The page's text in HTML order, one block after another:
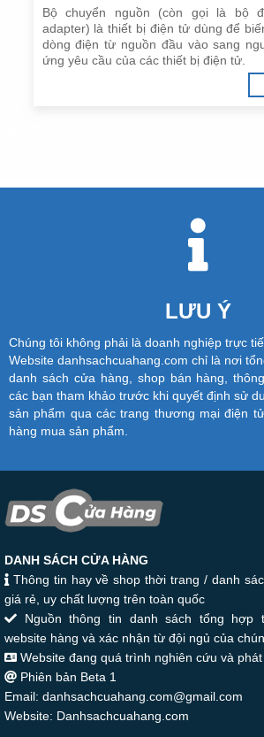
Bộ chuyển nguồn (còn gọi là bộ
adapter) là thiết bị điện tử dùng để
dòng điện từ nguồn đầu vào sang
ứng yêu cầu của các thiết bị điện tử.
LƯU Ý
Chúng tôi không phải là doanh nghiệp trực
Website danhsachcuahang.com chỉ là nơi
danh sách cửa hàng, shop bán hàng,
các bạn tham khảo trước khi quyết định sử
sản phẩm qua các trang thương mại điện
hàng mua sản phẩm.
DANH SÁCH CỬA HÀNG
Thông tin hay về shop thời trang / danh
giá rẻ, uy chất lượng trên toàn quốc
Nguồn thông tin danh sách tổng hợp
website hàng và xác nhận từ đội ngủ của
Website đang quá trình nghiên cứu và
Phiên bản Beta 1
Email: danhsachcuahang.com@gmail.com
Website: Danhsachcuahang.com